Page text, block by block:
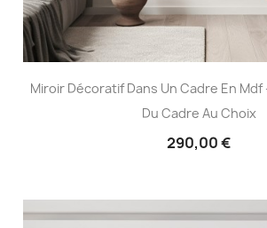
Miroir Décoratif Dans Un Cadre En Mdf
Du Cadre Au Choix
290,00 €